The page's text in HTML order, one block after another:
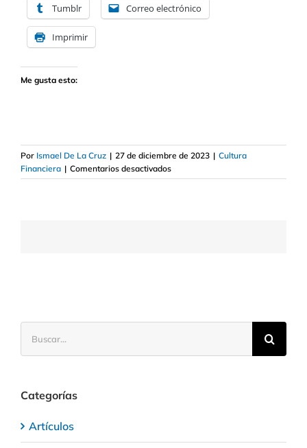
Tumblr Correo electrónico
Imprimir
Me gusta esto:
Por Ismael De La Cruz | 27 de diciembre de 2023 | Cultura
Financiera | Comentarios desactivadosen
Quiénes
Categorías
Artículos